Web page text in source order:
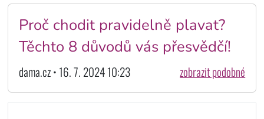
Proč chodit pravidelně plavat?
Těchto 8 důvodů vás přesvědčí!
dama.cz • 16. 7. 2024 10:23 zobrazit podobné